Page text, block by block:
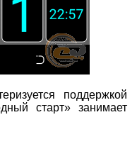
поддержкой
старт» занимает